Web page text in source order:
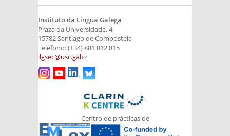
Instituto da Lingua Galega
Praza da Universidade, 4
15782 Santiago de Compostela
Teléfono: (+34) 881 812 815
ilgsec@usc.gal(link sends e-mail)
Centro de prácticas de